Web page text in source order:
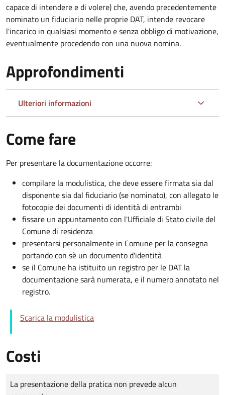
capace di intendere e di volere) che, avendo precedentemente
nominato un fiduciario nelle proprie DAT, intende revocare
l'incarico in qualsiasi momento e senza obbligo di motivazione,
eventualmente procedendo con una nuova nomina.
Approfondimenti
Ulteriori informazioni
Come fare
Per presentare la documentazione occorre:
compilare la modulistica, che deve essere firmata sia dal
disponente sia dal fiduciario (se nominato), con allegato le
fotocopie dei documenti di identità di entrambi
fissare un appuntamento con l'Ufficiale di Stato civile del
Comune di residenza
presentarsi personalmente in Comune per la consegna
portando con sè un documento d'identità
se il Comune ha istituito un registro per le DAT la
documentazione sarà numerata, e il numero annotato nel
registro.
Scarica la modulistica
Costi
Tipo di pagamento
Importo
La presentazione della pratica non prevede alcun